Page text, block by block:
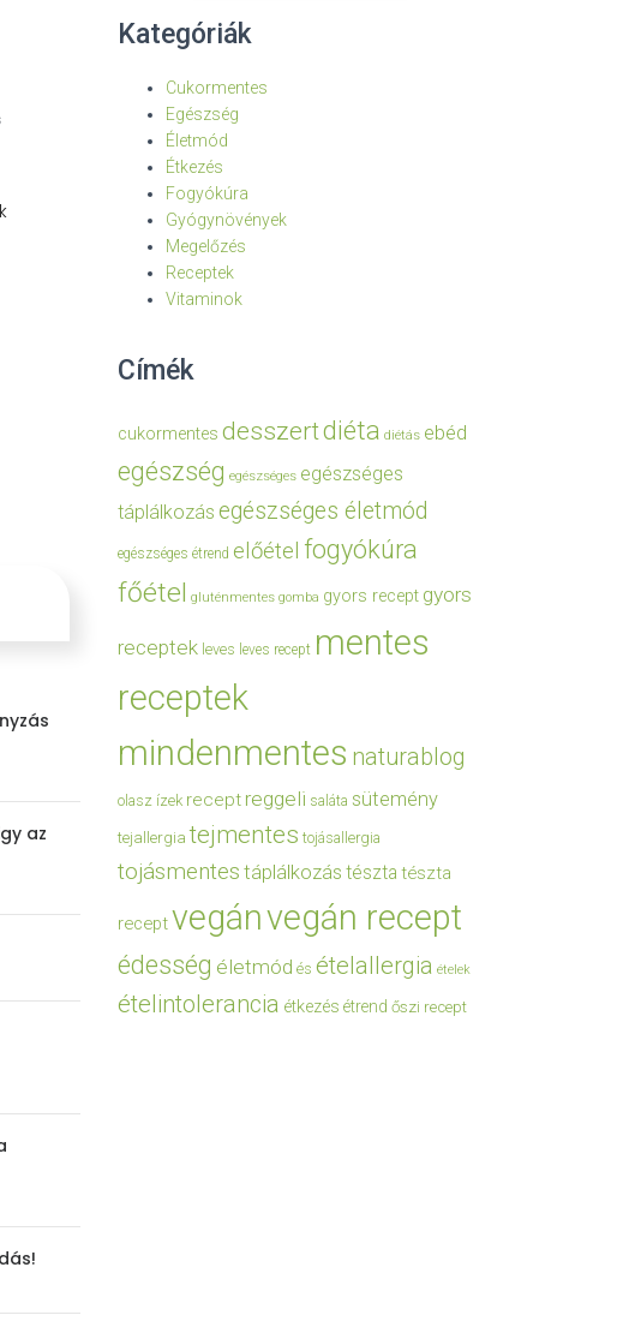
az
Kategóriák
Cukormentes
Egészség
Életmód
Étkezés
Fogyókúra
Gyógynövények
Megelőzés
Receptek
Vitaminok
Címék
cukormentes desszertdiéta diétás ebéd
egészség egészséges egészséges
táplálkozás egészséges életmód
egészséges étrend előétel fogyókúra
főétel gluténmentes gomba gyors recept gyors
receptek leves leves recept mentes
receptek
mindenmentes naturablog
olasz ízek recept reggeli saláta sütemény
tejallergia tejmentes tojásallergia
tojásmentes táplálkozás tészta tészta
receptvegánvegán recept
édesség életmód és ételallergia ételek
ételintolerancia étkezés étrend őszi recept